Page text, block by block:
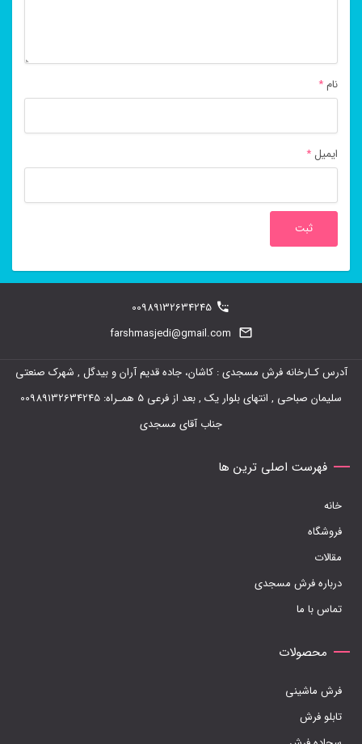
نام*
ایمیل *
00989132634245
farshmasjedi@gmail.com
آدرس کـارخانه فرش مسجدی : کاشان، جاده قدیم آران و بیدگل , شهرک صنعتی
سلیمان صباحی , انتهای بلوار یک , بعد از فرعی 5 همـراه: 00989132634245
جناب آقای مسجدی
فهرست اصلی ترین ها
خانه
فروشگاه
مقالات
درباره فرش مسجدی
تماس با ما
محصولات
فرش ماشینی
تابلو فرش